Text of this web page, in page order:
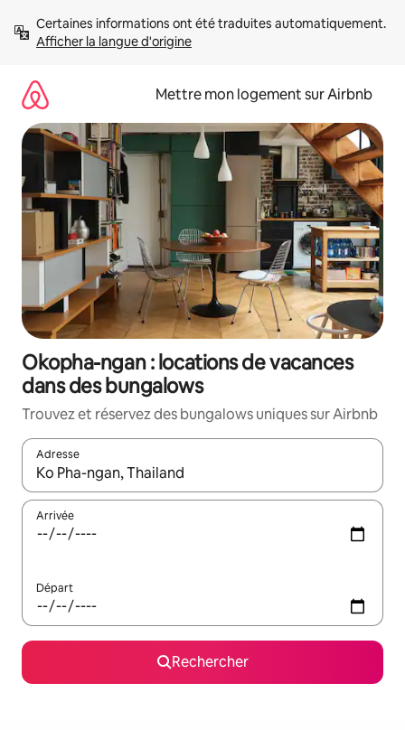
directement
Afficher la langue d'origine
Mettre mon logement sur Airbnb
Okopha-ngan : locations de vacances
dans des bungalows
Trouvez et réservez des bungalows uniques sur Airbnb
Adresse
Lorsque les résultats s'affichent, utilisez les flèches vers le
Arrivée
Départ
Rechercher